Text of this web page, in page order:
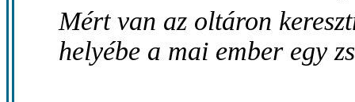
Mért van az oltáron
helyébe a mai ember egy